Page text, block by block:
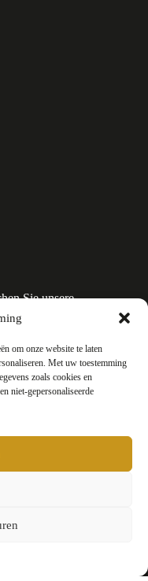
om onze website te laten
Met uw toestemming
zoals cookies en
niet-gepersonaliseerde
Sie unsere